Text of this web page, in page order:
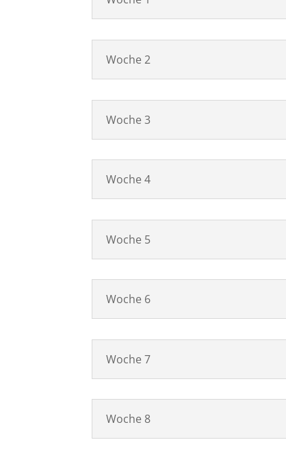
Woche 2
Woche 3
Woche 4
Woche 5
Woche 6
Woche 7
Woche 8